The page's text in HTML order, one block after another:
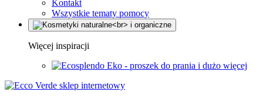
Kontakt
Wszystkie tematy pomocy
Więcej inspiracji
Eko - proszek do prania i dużo więcej